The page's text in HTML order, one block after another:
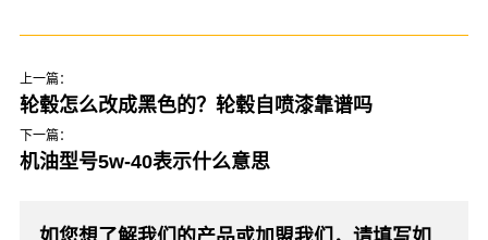
上一篇：
轮毂怎么改成黑色的？轮毂自喷漆靠谱吗
下一篇：
机油型号5w-40表示什么意思